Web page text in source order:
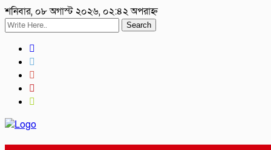
শনিবার, ০৮ অগাস্ট ২০২৬, ০২:৪২ অপরাহ্ন
Search